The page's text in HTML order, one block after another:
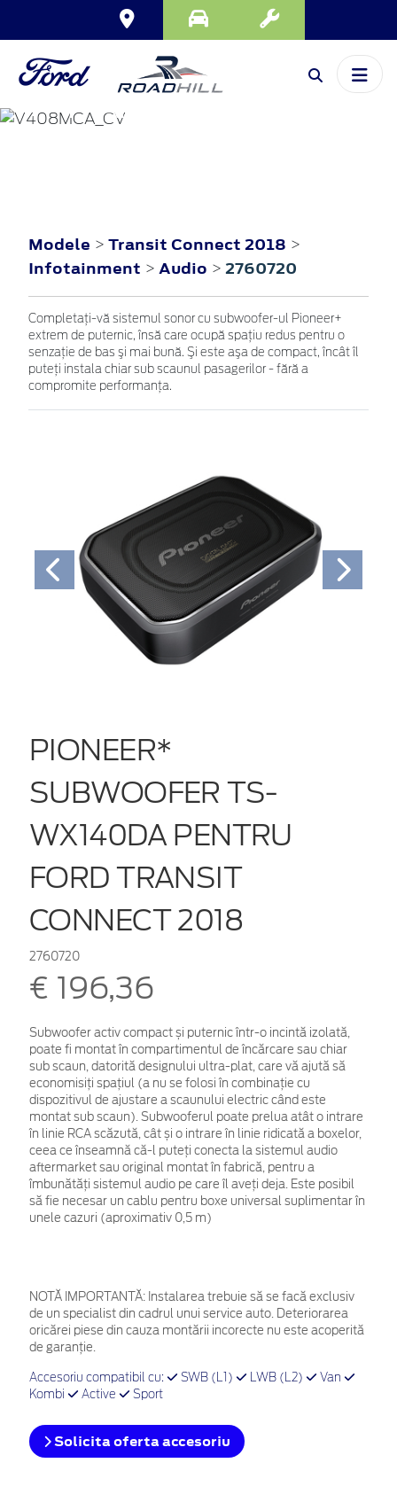
TRANSIT CONNECT
Modele > Transit Connect 2018 >
Infotainment > Audio > 2760720
Completaţi-vă sistemul sonor cu subwoofer-ul Pioneer+
extrem de puternic, însă care ocupă spaţiu redus pentru o
senzaţie de bas şi mai bună. Şi este aşa de compact, încât îl
puteţi instala chiar sub scaunul pasagerilor - fără a
compromite performanţa.
PIONEER*
SUBWOOFER TS-
WX140DA PENTRU
FORD TRANSIT
CONNECT 2018
2760720
€ 196,36
Subwoofer activ compact și puternic într-o incintă izolată,
poate fi montat în compartimentul de încărcare sau chiar
sub scaun, datorită designului ultra-plat, care vă ajută să
economisiți spațiul (a nu se folosi în combinație cu
dispozitivul de ajustare a scaunului electric când este
montat sub scaun). Subwooferul poate prelua atât o intrare
în linie RCA scăzută, cât și o intrare în linie ridicată a boxelor,
ceea ce înseamnă că-l puteți conecta la sistemul audio
aftermarket sau original montat în fabrică, pentru a
îmbunătăți sistemul audio pe care îl aveți deja. Este posibil
să fie necesar un cablu pentru boxe universal suplimentar în
unele cazuri (aproximativ 0,5 m)
NOTĂ IMPORTANTĂ: Instalarea trebuie să se facă exclusiv
de un specialist din cadrul unui service auto. Deteriorarea
oricărei piese din cauza montării incorecte nu este acoperită
de garanţie.
Accesoriu compatibil cu: SWB (L1) LWB (L2)
Van
Kombi
Active Sport
Solicita oferta accesoriu